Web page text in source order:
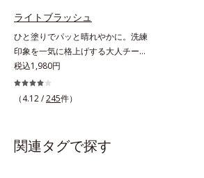
ライトブラッシュ
ひと塗りでパッと晴れやかに。洗練
印象を一気に格上げする大人チーク
の決定版 。くすみを払って美肌に
見せ、透け感のある自然な色づきで
イキイキした表情が際立つチークで
ヒミツは、特殊加工パール。表面を
コーティングして光の正反射を抑
税込1,980円
（4.12 /245件）
関連タグで探す